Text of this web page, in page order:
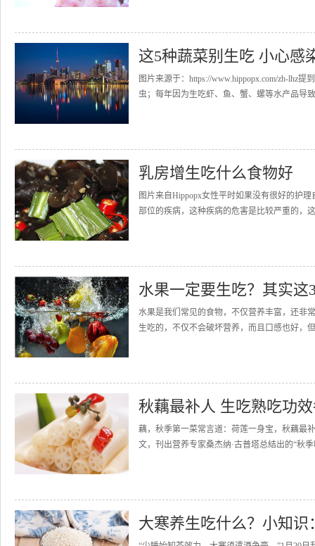
这5种蔬菜别生吃 小心感
图片来源于：https://www.hippopx.com/zh-lhz
虫；每年因为生吃虾、鱼、蟹、螺等水产品导
乳房增生吃什么食物好
图片来自Hippopx女性平时如果没有很好的护
部位的疾病，这种疾病的危害是比较严重的，
水果一定要生吃？其实
水果是我们常见的食物，不仅营养丰富，还非
生吃的，不仅不会破坏营养，而且口感也好，
秋藕最补人 生吃熟吃功
藕，秋季第一菜常言道：荷莲一身宝，秋藕最
文，刊出营养专家桑杰纳·古普塔总结出的“秋
大寒养生吃什么？小知